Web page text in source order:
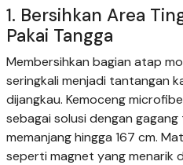
1. Bersihkan Area
Pakai Tangga
Membersihkan bagian atap
seringkali menjadi tantangan
dijangkau. Kemoceng
sebagai solusi dengan
memanjang hingga 167 cm.
seperti magnet yang menarik